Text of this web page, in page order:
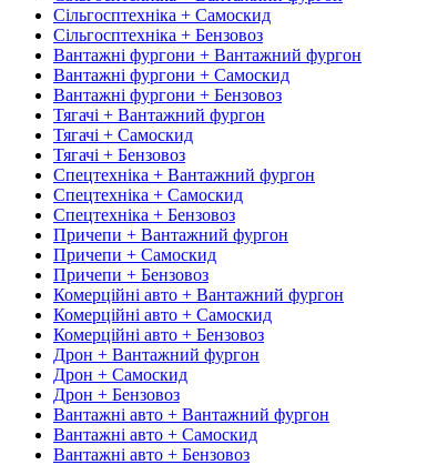
Сільгосптехніка + Самоскид
Сільгосптехніка + Бензовоз
Вантажні фургони + Вантажний фургон
Вантажні фургони + Самоскид
Вантажні фургони + Бензовоз
Тягачі + Вантажний фургон
Тягачі + Самоскид
Тягачі + Бензовоз
Спецтехніка + Вантажний фургон
Спецтехніка + Самоскид
Спецтехніка + Бензовоз
Причепи + Вантажний фургон
Причепи + Самоскид
Причепи + Бензовоз
Комерційні авто + Вантажний фургон
Комерційні авто + Самоскид
Комерційні авто + Бензовоз
Дрон + Вантажний фургон
Дрон + Самоскид
Дрон + Бензовоз
Вантажні авто + Вантажний фургон
Вантажні авто + Самоскид
Вантажні авто + Бензовоз